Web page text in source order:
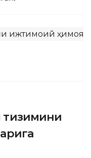
ижтимоий ҳимоя
тизимини